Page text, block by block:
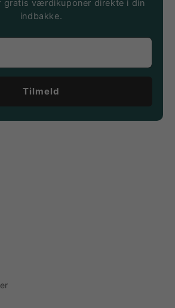
gratis værdikuponer direkte i din
indbakke.
Tilmeld